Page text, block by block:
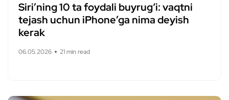
Siri’ning 10 ta foydali buyrug‘i: vaqtni
tejash uchun iPhone’ga nima deyish
kerak
06.05.2026 21 min read